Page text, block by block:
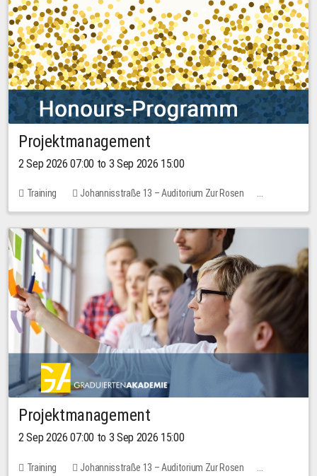
Projektmanagement
2 Sep 2026 07:00 to 3 Sep 2026 15:00
Training
Johannisstraße 13 – Auditorium Zur Rosen
1 place
Projektmanagement
2 Sep 2026 07:00 to 3 Sep 2026 15:00
Training
Johannisstraße 13 – Auditorium Zur Rosen